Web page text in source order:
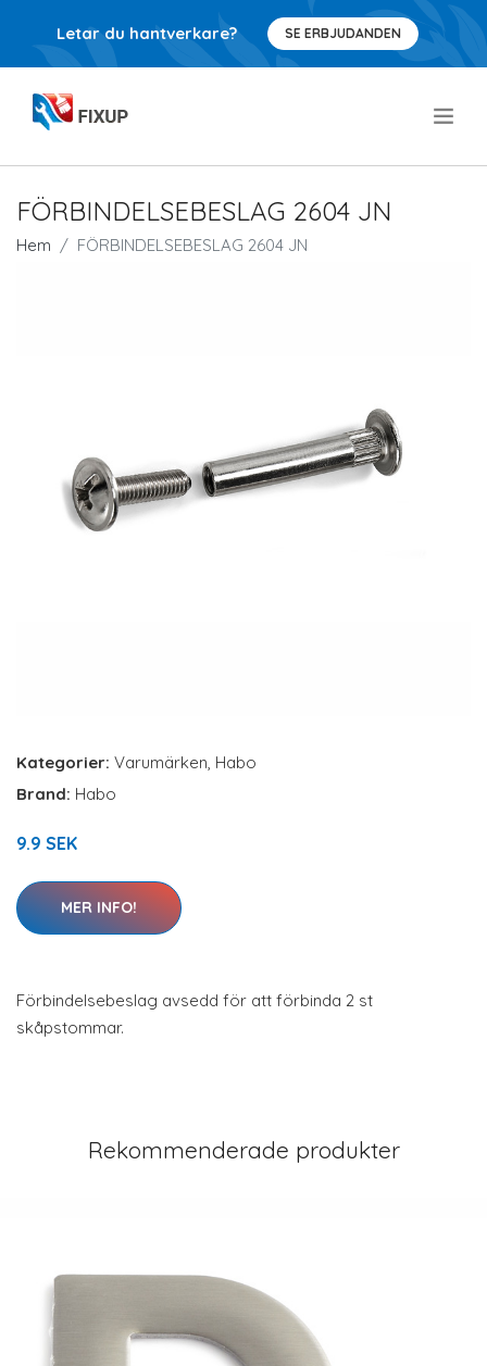
Letar du hantverkare? SE ERBJUDANDEN
FÖRBINDELSEBESLAG 2604 JN
Hem FÖRBINDELSEBESLAG 2604 JN
Kategorier: Varumärken, Habo
Brand: Habo
9.9 SEK
MER INFO!
Förbindelsebeslag avsedd för att förbinda 2 st
skåpstommar.
Rekommenderade produkter